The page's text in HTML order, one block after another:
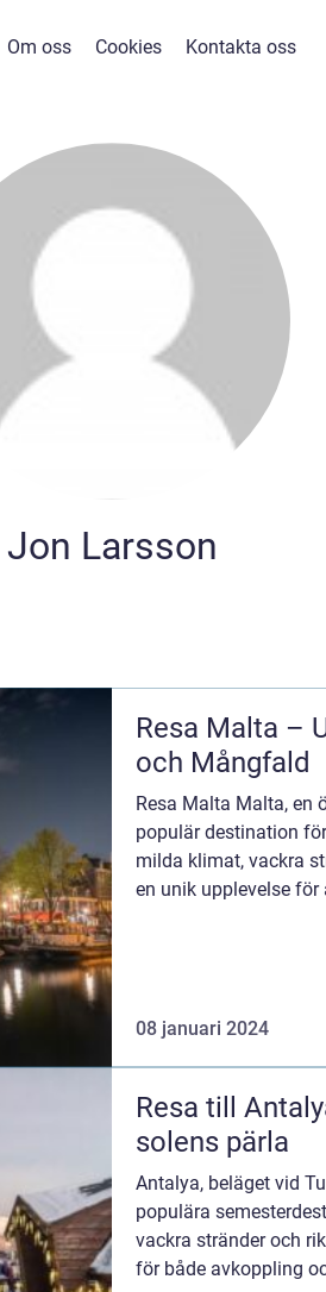
Om oss Cookies Kontakta oss
Jon Larsson
Resa Malta –
och Mångfald
Resa Malta Malta, en
populär destination
milda klimat, vackra
en unik upplevelse för
08 januari 2024
Resa till
solens pärla
Antalya, beläget vid
populära
vackra stränder och
för både avkoppling